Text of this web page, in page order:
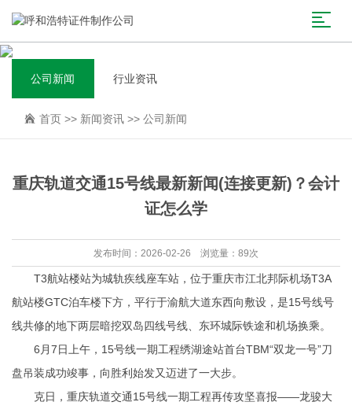
公司新闻 行业资讯
首页 >> 新闻资讯 >> 公司新闻
重庆轨道交通15号线最新新闻(连接更新)？会计
证怎么学
发布时间：2026-02-26 浏览量：89次
T3航站楼站为城轨疾线座车站，位于重庆市江北邦际机场T3A
航站楼GTC泊车楼下方，平行于渝航大道东西向敷设，是15号线号
线共修的地下两层暗挖双岛四线号线、东环城际铁途和机场换乘。
6月7日上午，15号线一期工程绣湖途站首台TBM“双龙一号”刀
盘吊装成功竣事，向胜利始发又迈进了一大步。
克日，重庆轨道交通15号线一期工程再传攻坚喜报——龙骏大